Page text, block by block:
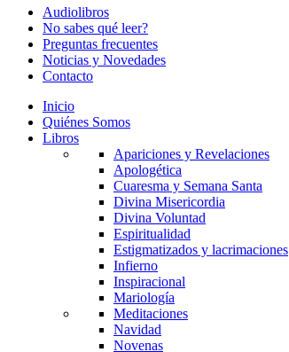
Audiolibros
No sabes qué leer?
Preguntas frecuentes
Noticias y Novedades
Contacto
Inicio
Quiénes Somos
Libros
Apariciones y Revelaciones
Apologética
Cuaresma y Semana Santa
Divina Misericordia
Divina Voluntad
Espiritualidad
Estigmatizados y lacrimaciones
Infierno
Inspiracional
Mariología
Meditaciones
Navidad
Novenas